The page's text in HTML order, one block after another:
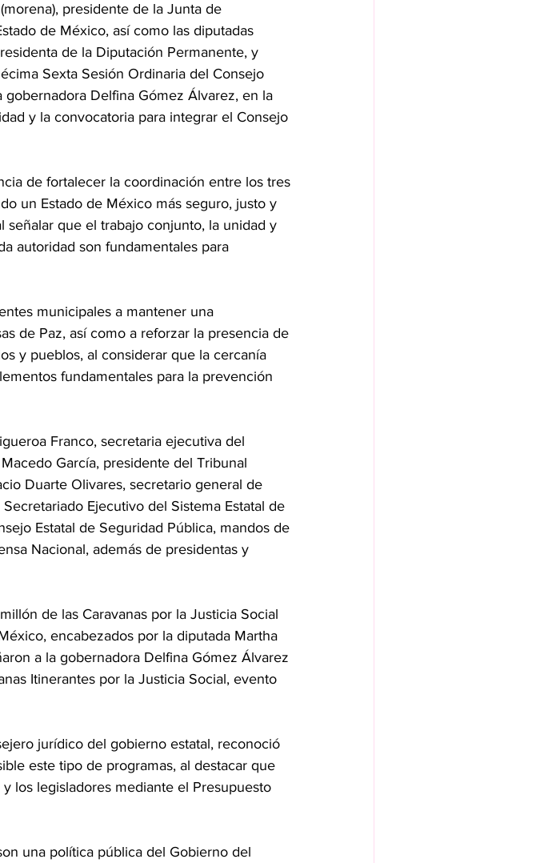
presidente de la Junta de
de México, así como las diputadas
de la Diputación Permanente, y
Sexta Sesión Ordinaria del Consejo
Delfina Gómez Álvarez, en la
y la convocatoria para integrar el Consejo
de fortalecer la coordinación entre los tres
un Estado de México más seguro, justo y
señalar que el trabajo conjunto, la unidad y
autoridad son fundamentales para
municipales a mantener una
de Paz, así como a reforzar la presencia de
y pueblos, al considerar que la cercanía
fundamentales para la prevención
Franco, secretaria ejecutiva del
García, presidente del Tribunal
Duarte Olivares, secretario general de
Ejecutivo del Sistema Estatal de
Estatal de Seguridad Pública, mandos de
Nacional, además de presidentas y
de las Caravanas por la Justicia Social
encabezados por la diputada Martha
a la gobernadora Delfina Gómez Álvarez
Itinerantes por la Justicia Social, evento
jurídico del gobierno estatal, reconoció
este tipo de programas, al destacar que
los legisladores mediante el Presupuesto
una política pública del Gobierno del